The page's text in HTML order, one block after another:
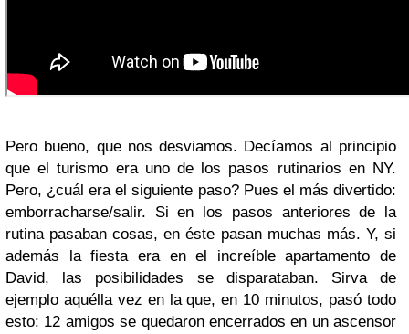
Pero bueno, que nos desviamos. Decíamos al principio
que el turismo era uno de los pasos rutinarios en NY.
Pero, ¿cuál era el siguiente paso? Pues el más divertido:
emborracharse/salir. Si en los pasos anteriores de la
rutina pasaban cosas, en éste pasan muchas más. Y, si
además la fiesta era en el increíble apartamento de
David, las posibilidades se disparataban. Sirva de
ejemplo aquélla vez en la que, en 10 minutos, pasó todo
esto: 12 amigos se quedaron encerrados en un ascensor